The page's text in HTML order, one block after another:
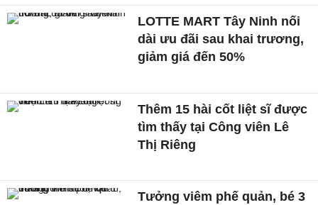
LOTTE MART Tây Ninh nối
dài ưu đãi sau khai trương,
giảm giá đến 50%
Thêm 15 hài cốt liệt sĩ được
tìm thấy tại Công viên Lê
Thị Riêng
Tưởng viêm phế quản, bé 3